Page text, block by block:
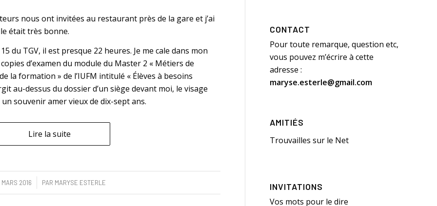
nous ont invitées au restaurant près de la gare et j’ai
était très bonne.
du TGV, il est presque 22 heures. Je me cale dans mon
d’examen du module du Master 2 « Métiers de
la formation » de l’IUFM intitulé « Élèves à besoins
au-dessus du dossier d’un siège devant moi, le visage
souvenir amer vieux de dix-sept ans.
Lire la suite
2016
/ PAR MARYSE ESTERLE
CONTACT
Pour toute remarque, question etc,
vous pouvez m’écrire à cette
adresse :
maryse.esterle@gmail.com
AMITIÉS
Trouvailles sur le Net
INVITATIONS
Vos mots pour le dire